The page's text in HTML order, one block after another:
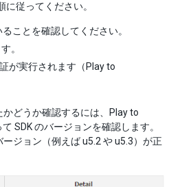
に従ってください。
ことを確認してください。
。
が実行されます（Play to
どうか確認するには、Play to
SDK のバージョンを確認します。
ジョン（例えば u5.2 や u5.3）が正